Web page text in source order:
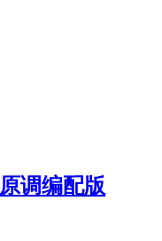
调编配版